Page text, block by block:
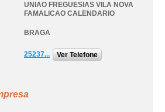
UNIAO FREGUESIAS VILA NOVA
FAMALICAO CALENDARIO
BRAGA
25237... Ver Telefone